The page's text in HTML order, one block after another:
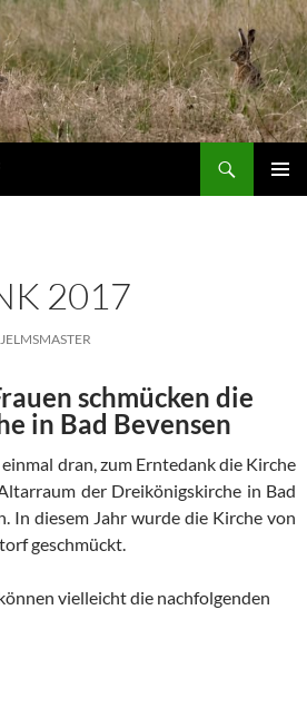
2017
JELMSMASTER
schmücken die
in Bad Bevensen
dran, zum Erntedank die Kirche
der Dreikönigskirche in Bad
In diesem Jahr wurde die Kirche von
geschmückt.
vielleicht die nachfolgenden